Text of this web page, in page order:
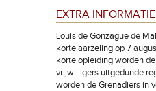
EXTRA INFORMATIE
Louis de Gonzague de
korte aarzeling op 7
korte opleiding worden
vrijwilligers uitgedunde
worden de Grenadiers in